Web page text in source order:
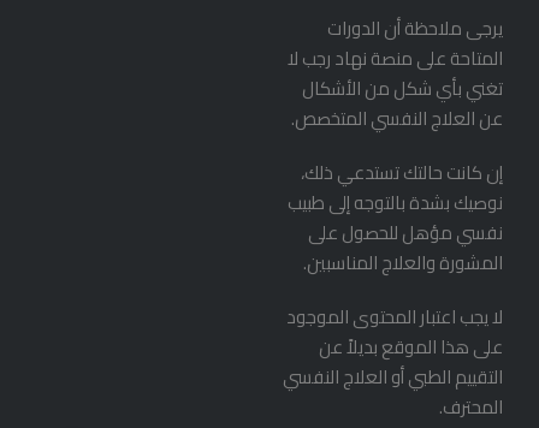
يرجى ملاحظة أن الدورات
المتاحة على منصة نهاد رجب لا
تغني بأي شكل من الأشكال
عن العلاج النفسي المتخصص.
إن كانت حالتك تستدعي ذلك،
نوصيك بشدة بالتوجه إلى طبيب
نفسي مؤهل للحصول على
المشورة والعلاج المناسبين.
لا يجب اعتبار المحتوى الموجود
على هذا الموقع بديلاً عن
التقييم الطبي أو العلاج النفسي
المحترف.